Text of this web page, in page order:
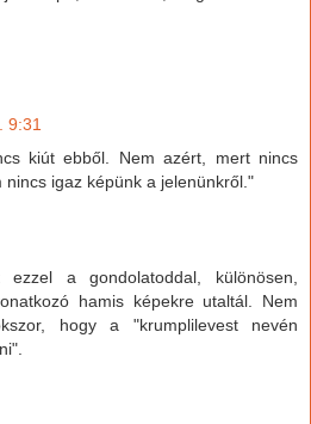
9:31
kiút ebből. Nem azért, mert nincs
nincs igaz képünk a jelenünkről."
ezzel a gondolatoddal, különösen,
hamis képekre utaltál. Nem
hogy a "krumplilevest nevén